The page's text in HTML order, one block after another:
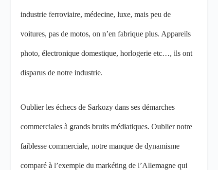
industrie ferroviaire, médecine, luxe, mais peu de
voitures, pas de motos, on n’en fabrique plus. Appareils
photo, électronique domestique, horlogerie etc…, ils ont
disparus de notre industrie.
Oublier les échecs de Sarkozy dans ses démarches
commerciales à grands bruits médiatiques. Oublier notre
faiblesse commerciale, notre manque de dynamisme
comparé à l’exemple du markéting de l’Allemagne qui